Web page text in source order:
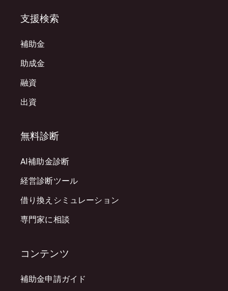
支援検索
補助金
助成金
融資
出資
無料診断
AI補助金診断
経営診断ツール
借り換えシミュレーション
専門家に相談
コンテンツ
補助金申請ガイド